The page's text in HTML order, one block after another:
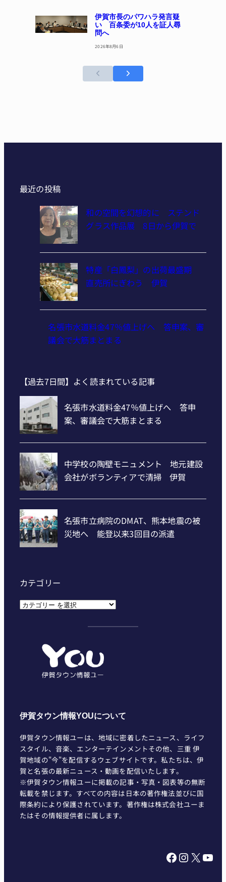
伊賀市長のパワハラ発言疑
い 百条委が10人を証人尋
問へ
2026年8月6日
最近の投稿
和の空間を幻想的に ステンド
グラス作品展 8日から伊賀で
特産「白鳳梨」の出荷最盛期
直売所にぎわう 伊賀
名張市水道料金47％値上げへ 答申案、審
議会で大筋まとまる
【過去7日間】よく読まれている記事
カテゴリー
カ
伊賀タウン情報YOUについて
伊賀タウン情報ユーは、地域に密着したニュース、ライフ
スタイル、音楽、エンターテインメントその他、三重 伊
賀地域の"今"を配信するウェブサイトです。私たちは、伊
賀と名張の最新ニュース・動画を配信いたします。
※伊賀タウン情報ユーに掲載の記事・写真・図表等の無断
転載を禁じます。すべての内容は日本の著作権法並びに国
際条約により保護されています。著作権は株式会社ユーま
たはその情報提供者に属します。
Facebook InstagramX YouTube